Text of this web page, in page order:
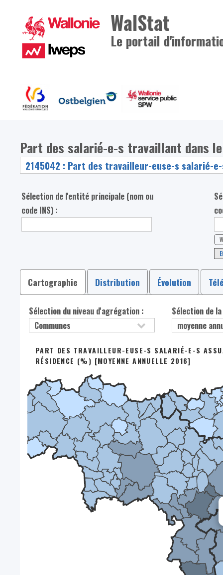
WalStat
Le portail
Part des salarié-e-s travaillant dans
Sélection de l'entité principale (nom ou
code INS) :
Cartographie Distribution Évolution
Sélection du niveau d'agrégation : Sélection de
PART DES TRAVAILLEUR-EUSE-S SALARIÉ-E-S
RÉSIDENCE (%) [MOYENNE ANNUELLE 2016]